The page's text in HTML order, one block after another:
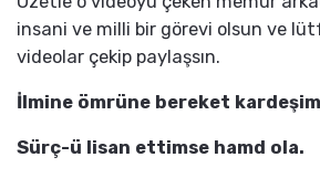
insani ve milli bir görevi olsun ve
videolar çekip paylaşsın.
İlmine ömrüne bereket
Sürç-ü lisan ettimse hamd ola.